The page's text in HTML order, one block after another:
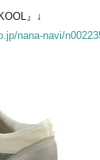
』↓
nana-navi/